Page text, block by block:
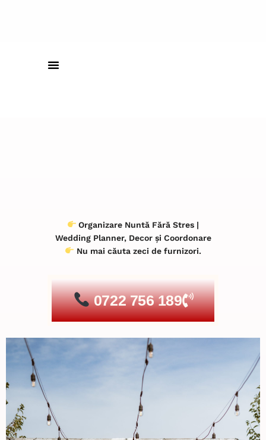
Organizare Nuntă Fără Stres |
Wedding Planner, Decor și Coordonare
Nu mai căuta zeci de furnizori.
0722 756 189